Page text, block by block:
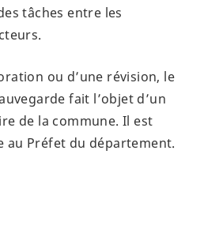
tâches entre les
ou d’une révision, le
fait l’objet d’un
de la commune. Il est
au Préfet du département.